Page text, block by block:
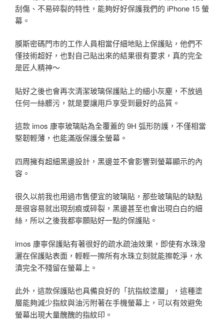
刮傷、不易碎裂的特性，能夠好好保護我們的 iPhone 15 螢
幕。
膜斯密碼門市的工作人員相當仔細地貼上保護貼，他們不
僅技術超好，也對自己貼出來的結果很有要求，真的完全
是匠人精神～
貼好之後也會再次清潔玻璃保護貼上的細小灰塵，不放過
任何一絲髒污，就是要讓用戶享受到最好的品質。
這款 imos 康寧玻璃貼為全覆蓋的 9H 弧形防護，不僅相當
堅韌輕薄，也能滿版保護全螢幕。
四周擁有超細黑邊設計，黑邊並不會影響到螢幕顯示的內
容。
很久以前我也用過市售便宜的玻璃貼，那些玻璃貼的缺點
是很容易就出現刮痕或碎裂，黑邊甚至也會出現白白的細
絲，所以之後我都寧願貼好一點的保護貼。
imos 康寧保護貼有著很好的疏水疏油效果，即使有水珠潑
灑在保護貼表面，輕輕一擦所有水珠立刻就能擦乾淨，水
漬完全不殘留在螢幕上。
此外，這款保護貼也具備良好的「抗指紋塗層」，這種塗
層能夠減少指紋與油污附著在手機螢幕上，可以有效避免
螢幕出現大量醜醜的指紋印。